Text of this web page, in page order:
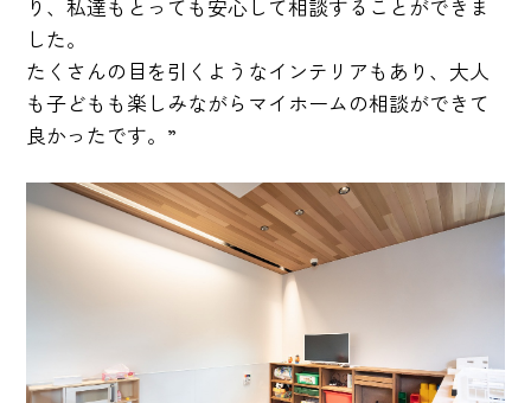
り、私達もとっても安心して相談することができま
した。
たくさんの目を引くようなインテリアもあり、大人
も子どもも楽しみながらマイホームの相談ができて
良かったです。”